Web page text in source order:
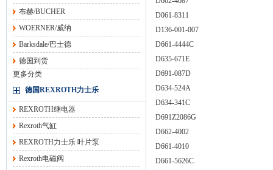
布赫/BUCHER
WOERNER/威纳
Barksdale/巴士德
德国到货
更多分类
德国REXROTH力士乐
REXROTH继电器
Rexroth气缸
REXROTH力士乐 叶片泵
Rexroth电磁阀
D061-8311
D136-001-007
D661-4444C
D635-671E
D691-087D
D634-524A
D634-341C
D691Z2086G
D662-4002
D661-4010
D661-5626C